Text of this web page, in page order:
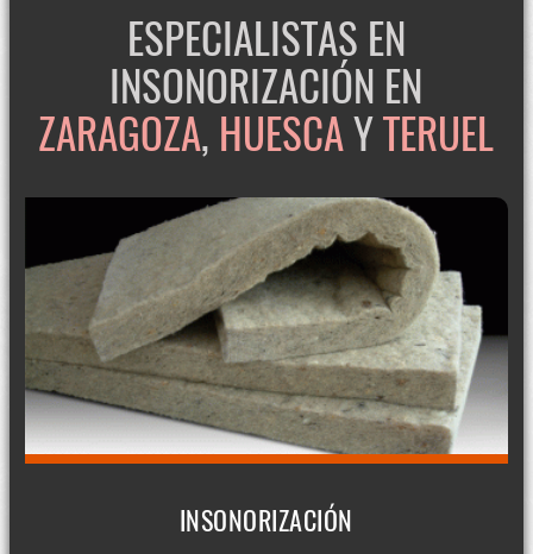
ESPECIALISTAS EN
INSONORIZACIÓN EN
ZARAGOZA, HUESCAYTERUEL
INSONORIZACIÓN